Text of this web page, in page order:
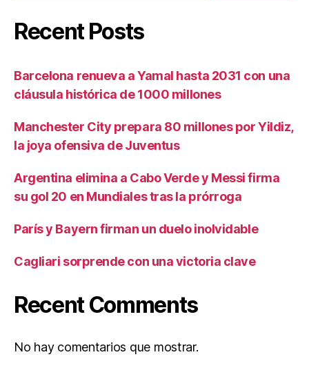
Recent Posts
Barcelona renueva a Yamal hasta 2031 con una
cláusula histórica de 1000 millones
Manchester City prepara 80 millones por Yildiz,
la joya ofensiva de Juventus
Argentina elimina a Cabo Verde y Messi firma
su gol 20 en Mundiales tras la prórroga
París y Bayern firman un duelo inolvidable
Cagliari sorprende con una victoria clave
Recent Comments
No hay comentarios que mostrar.